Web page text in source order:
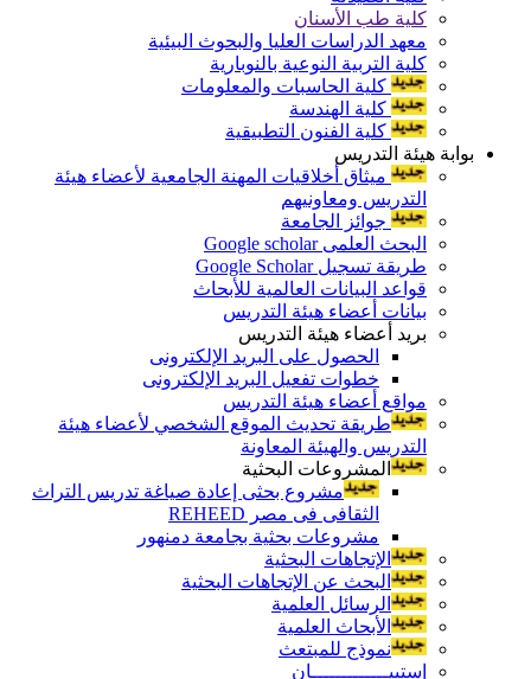
كلية طب الأسنان
معهد الدراسات العليا والبحوث البيئية
كلية التربية النوعية بالنوبارية
كلية الحاسبات والمعلومات
كلية الهندسة
كلية الفنون التطبيقية
بوابة هيئة التدريس
ميثاق أخلاقيات المهنة الجامعية لأعضاء هيئة
التدريس ومعاونيهم
جوائز الجامعة
البحث العلمى Google scholar
طريقة تسجيل Google Scholar
قواعد البيانات العالمية للأبحاث
بيانات أعضاء هيئة التدريس
بريد أعضاء هيئة التدريس
الحصول على البريد الإلكترونى
خطوات تفعيل البريد الإلكترونى
مواقع أعضاء هيئة التدريس
طريقة تحديث الموقع الشخصي لأعضاء هيئة
التدريس والهيئة المعاونة
المشروعات البحثية
مشروع بحثى إعادة صياغة تدريس التراث
الثقافى فى مصر REHEED
مشروعات بحثية بجامعة دمنهور
الإتجاهات البحثية
البحث عن الإتجاهات البحثية
الرسائل العلمية
الأبحاث العلمية
نموذج للمبتعث
إستبيـــــــــــــان